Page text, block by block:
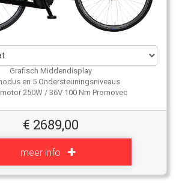
Grafisch Middendisplay
en 5 Ondersteuningsniveaus
250W / 36V 100 Nm Promovec
€ 2689,00
meer info